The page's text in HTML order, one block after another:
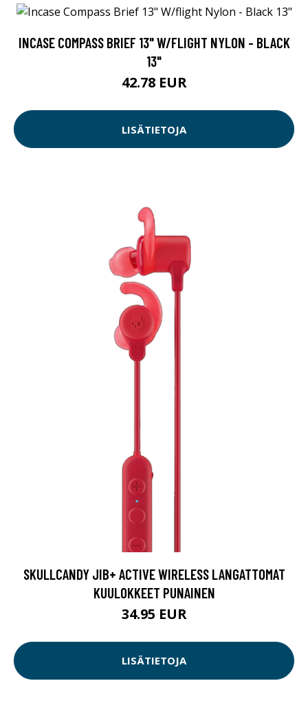
INCASE COMPASS BRIEF 13" W/FLIGHT NYLON - BLACK
13"
42.78 EUR
LISÄTIETOJA
SKULLCANDY JIB+ ACTIVE WIRELESS LANGATTOMAT
KUULOKKEET PUNAINEN
34.95 EUR
LISÄTIETOJA